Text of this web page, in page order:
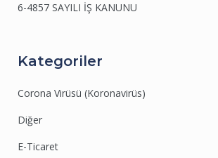
6-4857 SAYILI İŞ KANUNU
Kategoriler
Corona Virüsü (Koronavirüs)
Diğer
E-Ticaret